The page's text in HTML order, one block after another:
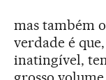
mas também
verdade é
inatingível,